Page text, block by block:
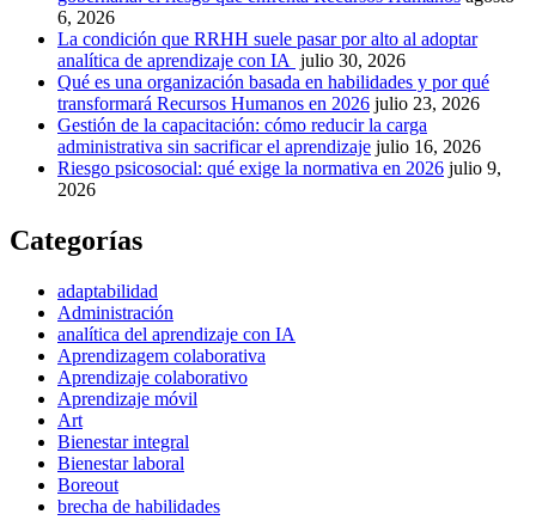
6, 2026
La condición que RRHH suele pasar por alto al adoptar
analítica de aprendizaje con IA julio 30, 2026
Qué es una organización basada en habilidades y por qué
transformará Recursos Humanos en 2026 julio 23, 2026
Gestión de la capacitación: cómo reducir la carga
administrativa sin sacrificar el aprendizaje julio 16, 2026
Riesgo psicosocial: qué exige la normativa en 2026 julio 9,
2026
Categorías
adaptabilidad
Administración
analítica del aprendizaje con IA
Aprendizagem colaborativa
Aprendizaje colaborativo
Aprendizaje móvil
Art
Bienestar integral
Bienestar laboral
Boreout
brecha de habilidades